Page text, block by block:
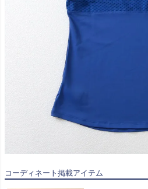
コーディネート掲載アイテム